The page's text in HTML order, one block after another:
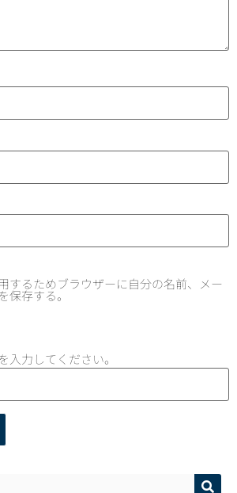
するためブラウザーに自分の名前、メー
保存する。
入力してください。